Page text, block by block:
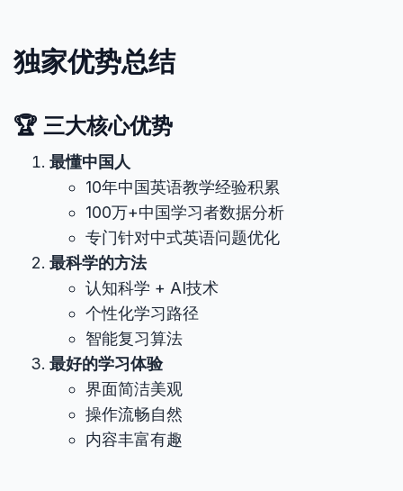
独家优势总结
🏆 三大核心优势
最懂中国人
10年中国英语教学经验积累
100万+中国学习者数据分析
专门针对中式英语问题优化
最科学的方法
认知科学 + AI技术
个性化学习路径
智能复习算法
最好的学习体验
界面简洁美观
操作流畅自然
内容丰富有趣